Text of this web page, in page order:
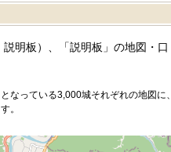
明板）、「説明板」の地図・口
なっている3,000城それぞれの地図に、
。